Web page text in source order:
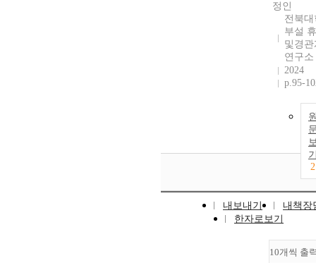
정인
전북
부설
및경
연구소
2024
p.95-
2
내보내기
내책장
한자로보기
10개씩 출